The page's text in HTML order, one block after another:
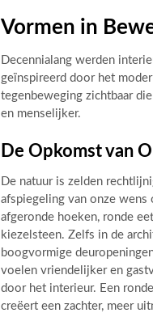
Vormen in
Decennialang werden
geïnspireerd door het
tegenbeweging zichtbaar
en menselijker.
De Opkomst van
De natuur is zelden
afspiegeling van onze wens
afgeronde hoeken, ronde
kiezelsteen. Zelfs in de
boogvormige
voelen vriendelijker en
door het interieur. Een
creëert een zachter, meer